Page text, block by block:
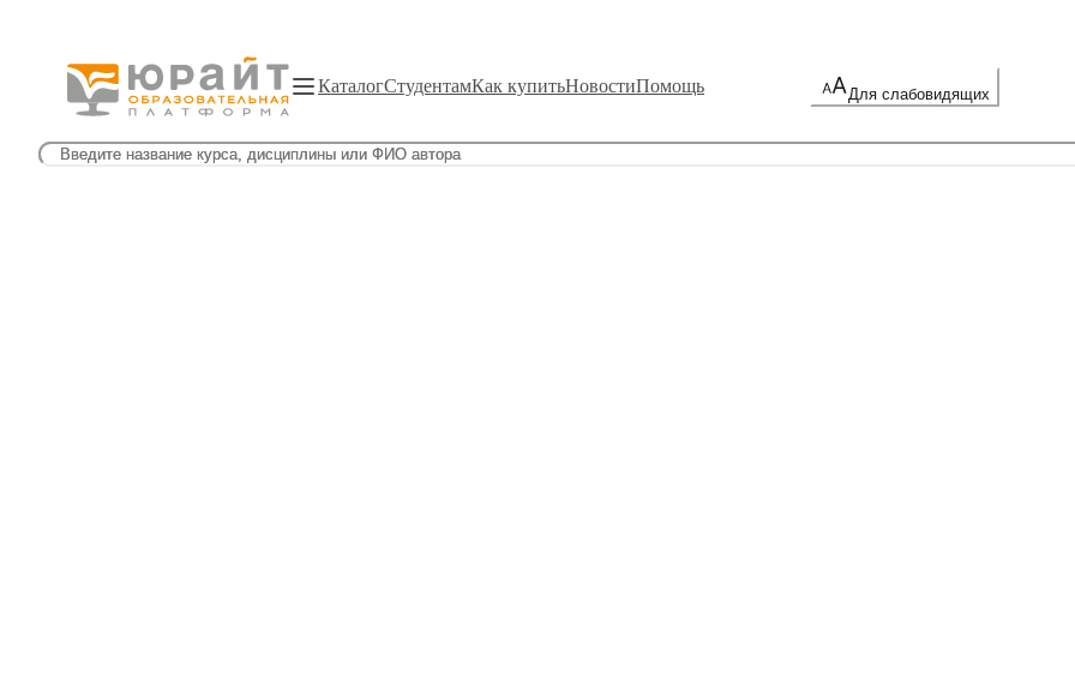
КаталогСтудентамКак купитьНовостиПомощь Для слабовидящих